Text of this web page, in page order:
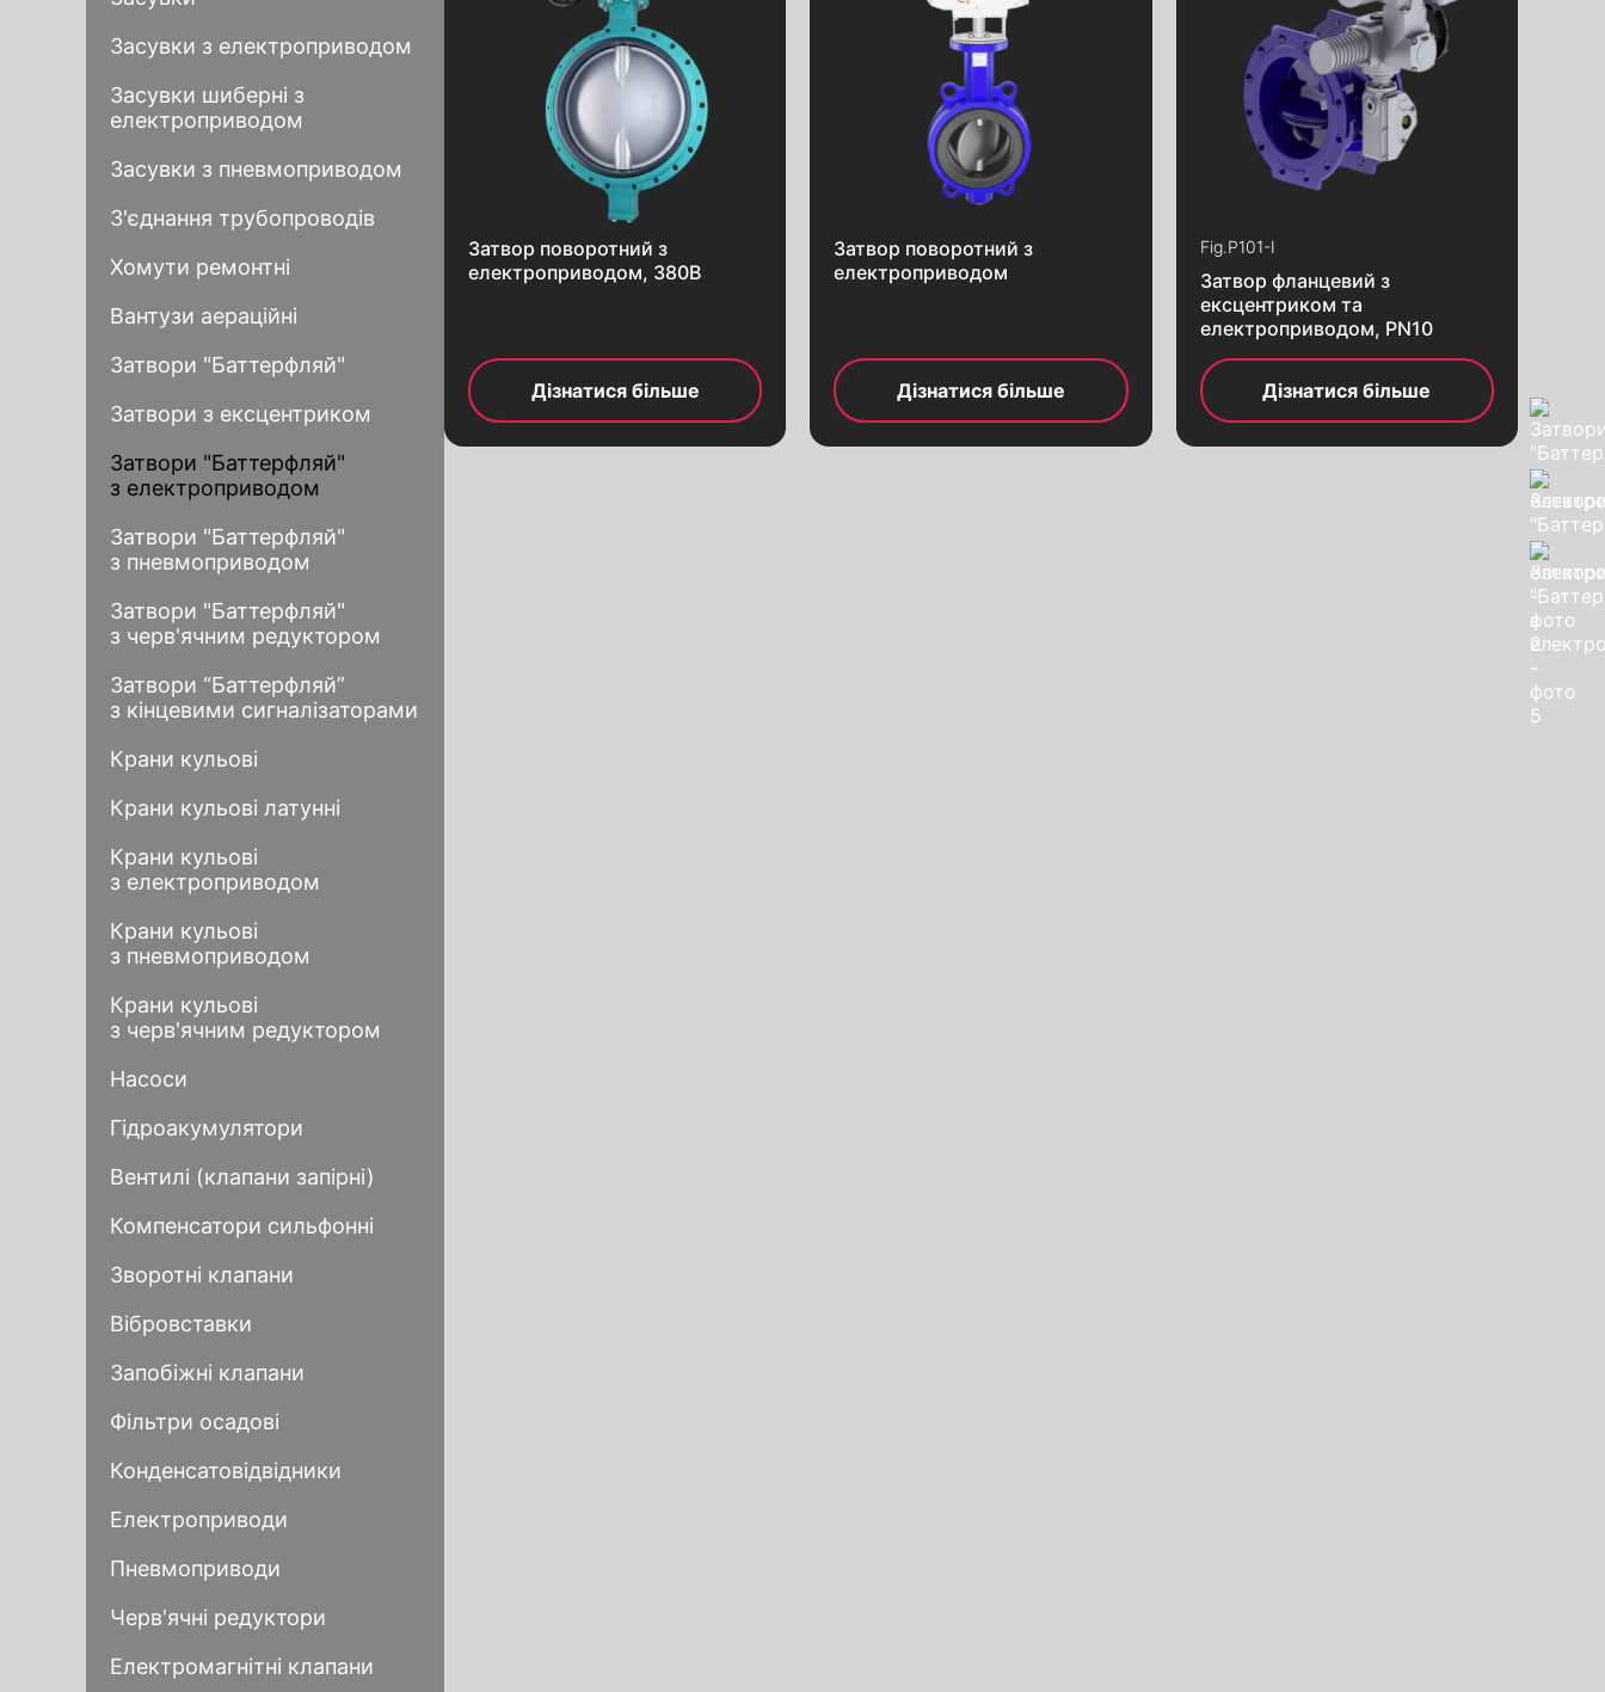
черв’ячним редуктором
Затвори “Баттерфляй” з кінцевими
сигналізаторами
Крани кульові латунні
Крани кульові комплектація
Пневмоприводи
Черв’ячні редуктори
Електромагнітні клапани
Фітинги різьбові
Деталі до трубопроводу
Фланці
Засувки з електроприводом
Засувки шиберні з
електроприводом
Засувки з пневмоприводом
З'єднання трубопроводів
Хомути ремонтні
Вантузи аераційні
Затвори "Баттерфляй"
Затвори з ексцентриком
Затвори "Баттерфляй"
з електроприводом
Затвори "Баттерфляй"
з пневмоприводом
Затвори "Баттерфляй"
з черв'ячним редуктором
Затвори “Баттерфляй”
з кінцевими сигналізаторами
Крани кульові
Крани кульові латунні
Крани кульові
з електроприводом
Крани кульові
з пневмоприводом
Крани кульові
з черв'ячним редуктором
Насоси
Гідроакумулятори
Вентилі (клапани запірні)
Компенсатори сильфонні
Зворотні клапани
Вібровставки
Запобіжні клапани
Фільтри осадові
Конденсатовідвідники
Електроприводи
Пневмоприводи
Черв'ячні редуктори
Електромагнітні клапани
Затвор поворотний з
електроприводом, 380В
Дізнатися більше
Затвор поворотний з
електроприводом
Дізнатися більше
Fig.P101-I
Затвор фланцевий з
ексцентриком та
електроприводом, PN10
Дізнатися більше